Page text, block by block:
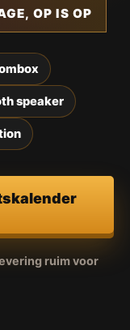
OP IS OP
speaker
ruim voor